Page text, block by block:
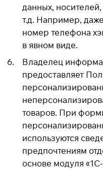
данных,
т.д. Например,
номер телефона
в явном виде.
Владелец
предоставляет
товаров. При
используются
предпочтениям
основе модуля